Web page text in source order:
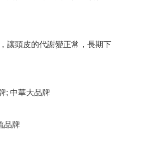
讓頭皮的代謝變正常，長期下
; 中華大品牌
品牌